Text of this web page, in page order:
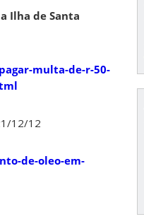
Ilha de Santa
multa-de-r-50-
12/12
de-oleo-em-